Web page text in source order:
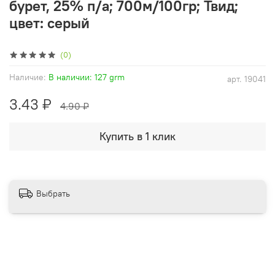
(0)
арт. 19041
Наличие: В наличии: 127 grm
бурет, 25% п/а; 700м/100гр; Твид;
цвет: серый
3.43 ₽ 4.90 ₽
Купить в 1 клик
Выбрать